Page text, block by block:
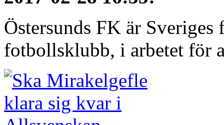
Östersunds FK är
fotbollsklubb, i arbetet för